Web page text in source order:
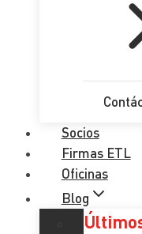
Socios
Firmas ETL
Oficinas
Blog